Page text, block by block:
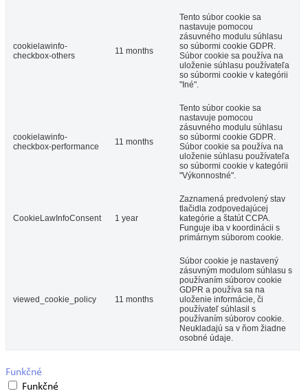
cookielawinfo-
checkbox-others
11 months
Tento súbor cookie sa
nastavuje pomocou
zásuvného modulu súhlasu
so súbormi cookie GDPR.
Súbor cookie sa používa na
uloženie súhlasu používateľa
so súbormi cookie v kategórii
"Iné".
cookielawinfo-
checkbox-performance
11 months
Tento súbor cookie sa
nastavuje pomocou
zásuvného modulu súhlasu
so súbormi cookie GDPR.
Súbor cookie sa používa na
uloženie súhlasu používateľa
so súbormi cookie v kategórii
"Výkonnostné".
CookieLawInfoConsent 1 year
Zaznamená predvolený stav
tlačidla zodpovedajúcej
kategórie a štatút CCPA.
Funguje iba v koordinácii s
primárnym súborom cookie.
viewed_cookie_policy 11 months
Súbor cookie je nastavený
zásuvným modulom súhlasu s
používaním súborov cookie
GDPR a používa sa na
uloženie informácie, či
používateľ súhlasil s
používaním súborov cookie.
Neukladajú sa v ňom žiadne
osobné údaje.
Funkčné
Funkčné